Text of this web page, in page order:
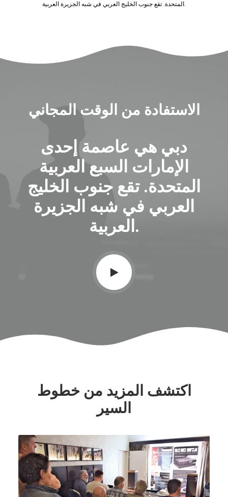
المتحدة. تقع جنوب الخليج العربي في شبه الجزيرة العربية.
الاستفادة من الوقت المجاني
دبي هي عاصمة إحدى
الإمارات السبع العربية
المتحدة. تقع جنوب الخليج
العربي في شبه الجزيرة
العربية.
اكتشف المزيد من خطوط
السير